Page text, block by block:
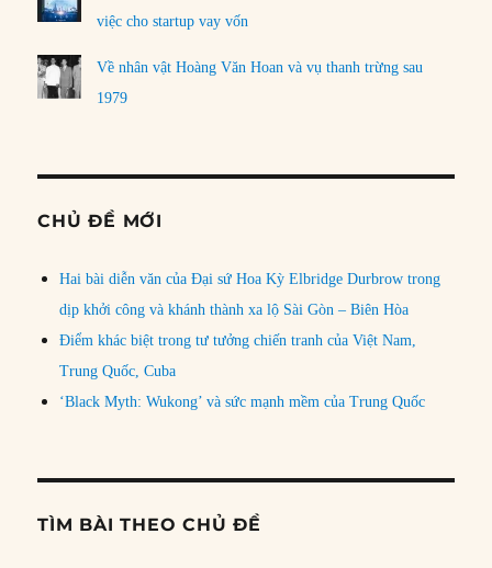
việc cho startup vay vốn
Về nhân vật Hoàng Văn Hoan và vụ thanh trừng sau
1979
CHỦ ĐỀ MỚI
Hai bài diễn văn của Đại sứ Hoa Kỳ Elbridge Durbrow trong
dịp khởi công và khánh thành xa lộ Sài Gòn – Biên Hòa
Điểm khác biệt trong tư tưởng chiến tranh của Việt Nam,
Trung Quốc, Cuba
‘Black Myth: Wukong’ và sức mạnh mềm của Trung Quốc
TÌM BÀI THEO CHỦ ĐỀ